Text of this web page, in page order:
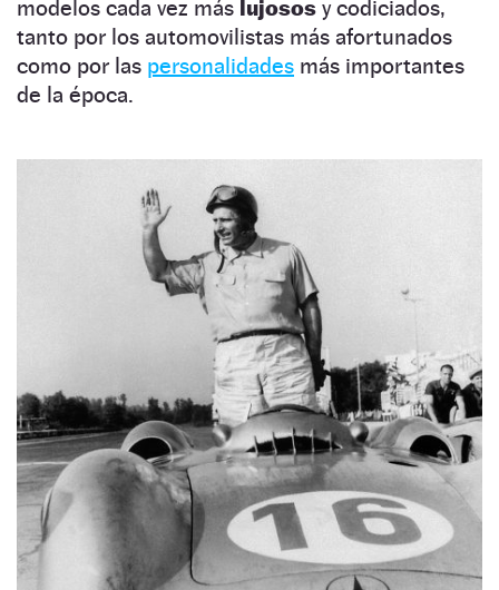
modelos cada vez más lujosos y codiciados,
tanto por los automovilistas más afortunados
como por las personalidades más importantes
de la época.